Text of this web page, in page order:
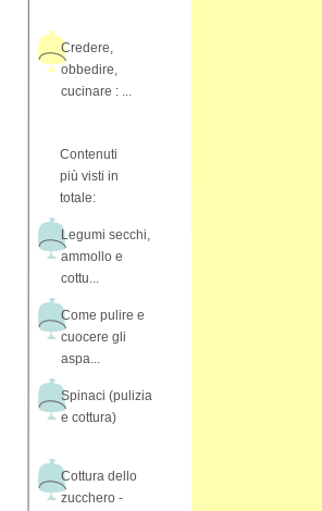
Credere,
obbedire,
cucinare : ...
Contenuti
più visti in
totale:
Legumi secchi,
ammollo e
cottu...
Come pulire e
cuocere gli
aspa...
Spinaci (pulizia
e cottura)
Cottura dello
zucchero -